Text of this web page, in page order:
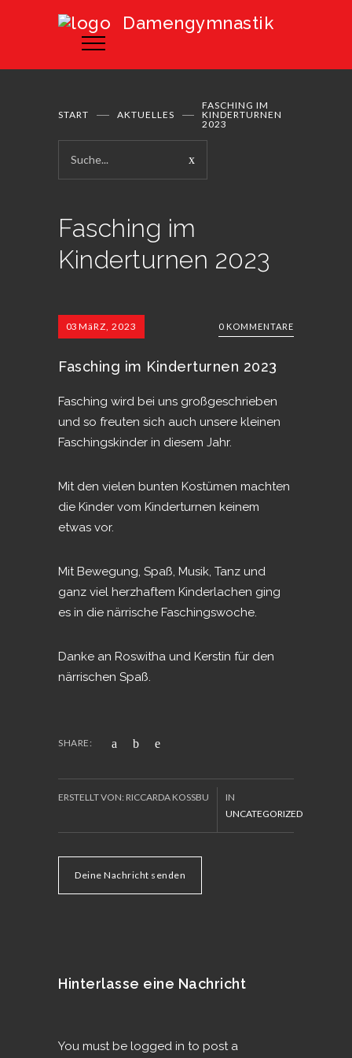
Damengymnastik
START AKTUELLES
FASCHING IM
KINDERTURNEN
2023
Fasching im
Kinderturnen 2023
03 MäRZ, 2023 0 KOMMENTARE
Fasching im Kinderturnen 2023
Fasching wird bei uns großgeschrieben
und so freuten sich auch unsere kleinen
Faschingskinder in diesem Jahr.
Mit den vielen bunten Kostümen machten
die Kinder vom Kinderturnen keinem
etwas vor.
Mit Bewegung, Spaß, Musik, Tanz und
ganz viel herzhaftem Kinderlachen ging
es in die närrische Faschingswoche.
Danke an Roswitha und Kerstin für den
närrischen Spaß.
SHARE:
Deine Nachricht senden
ERSTELLT VON: RICCARDA KOSSBU
IN
UNCATEGORIZED
Hinterlasse eine Nachricht
You must be logged in to post a